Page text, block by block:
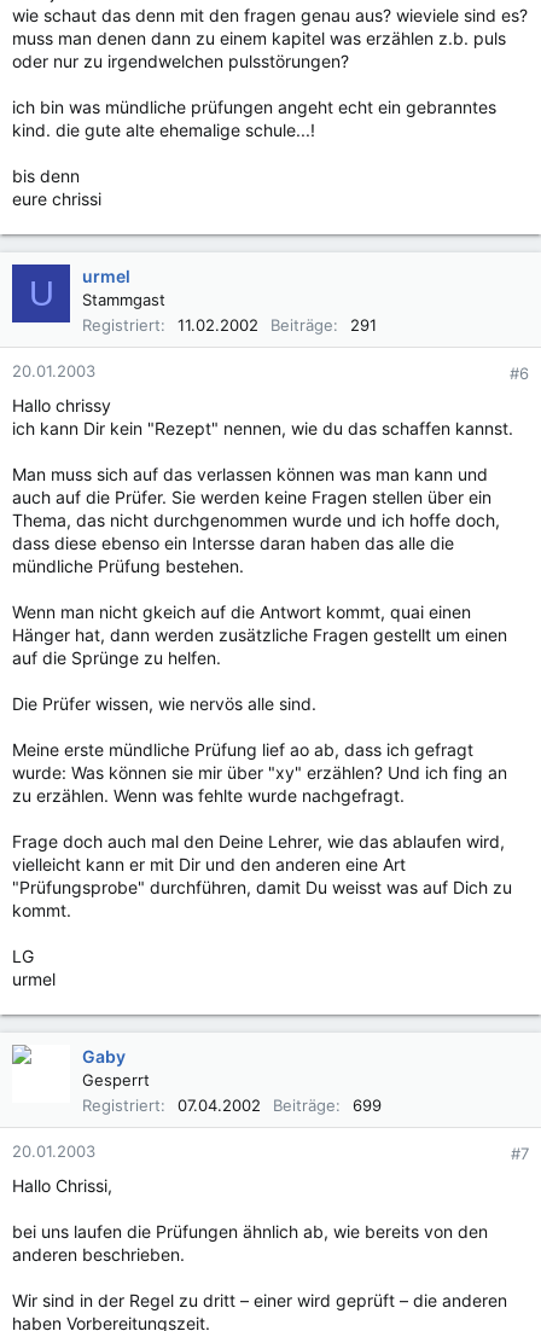
wie schaut das denn mit den fragen genau aus? wieviele sind es?
muss man denen dann zu einem kapitel was erzählen z.b. puls
oder nur zu irgendwelchen pulsstörungen?
ich bin was mündliche prüfungen angeht echt ein gebranntes
kind. die gute alte ehemalige schule...!
bis denn
eure chrissi
U urmel
Stammgast
Registriert
11.02.2002 Beiträge 291
20.01.2003 #6
Hallo chrissy
ich kann Dir kein "Rezept" nennen, wie du das schaffen kannst.
Man muss sich auf das verlassen können was man kann und
auch auf die Prüfer. Sie werden keine Fragen stellen über ein
Thema, das nicht durchgenommen wurde und ich hoffe doch,
dass diese ebenso ein Intersse daran haben das alle die
mündliche Prüfung bestehen.
Wenn man nicht gkeich auf die Antwort kommt, quai einen
Hänger hat, dann werden zusätzliche Fragen gestellt um einen
auf die Sprünge zu helfen.
Die Prüfer wissen, wie nervös alle sind.
Meine erste mündliche Prüfung lief ao ab, dass ich gefragt
wurde: Was können sie mir über "xy" erzählen? Und ich fing an
zu erzählen. Wenn was fehlte wurde nachgefragt.
Frage doch auch mal den Deine Lehrer, wie das ablaufen wird,
vielleicht kann er mit Dir und den anderen eine Art
"Prüfungsprobe" durchführen, damit Du weisst was auf Dich zu
kommt.
LG
urmel
Gaby
Gesperrt
Registriert
07.04.2002 Beiträge 699
20.01.2003 #7
Hallo Chrissi,
bei uns laufen die Prüfungen ähnlich ab, wie bereits von den
anderen beschrieben.
Wir sind in der Regel zu dritt – einer wird geprüft – die anderen
haben Vorbereitungszeit.